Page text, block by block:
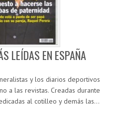
LEÍDAS EN ESPAÑA
y los diarios deportivos
a las revistas. Creadas durante
al cotilleo y demás las…